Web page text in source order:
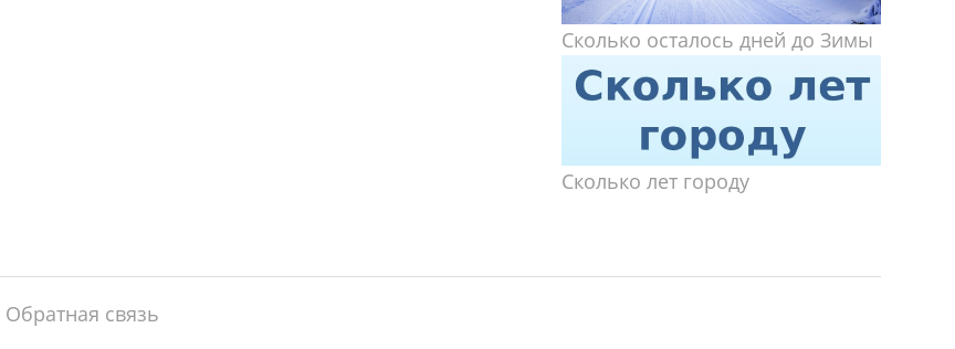
Сколько осталось дней до Зимы
Сколько лет городу
Обратная связь